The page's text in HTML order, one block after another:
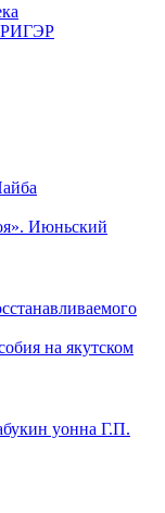
Июньский
на якутском
уонна Г.П.